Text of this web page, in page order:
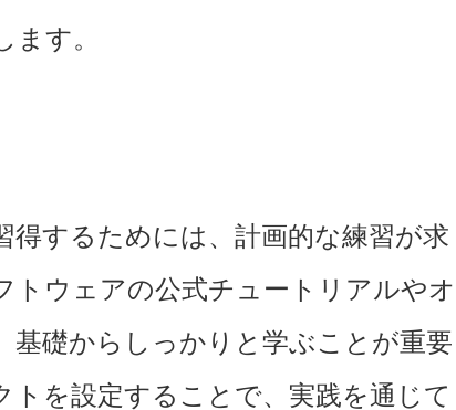
ます。
得するためには、計画的な練習が求
トウェアの公式チュートリアルやオ
基礎からしっかりと学ぶことが重要
トを設定することで、実践を通じて